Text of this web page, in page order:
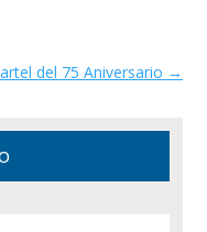
del 75 Aniversario →